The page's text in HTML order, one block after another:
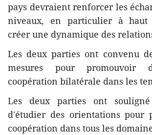
pays devraient renforcer les
niveaux, en particulier à haut
créer une dynamique des
Les deux parties ont convenu
mesures pour promouvoir
coopération bilatérale dans les
Les deux parties ont
d'étudier des orientations pour
coopération dans tous les